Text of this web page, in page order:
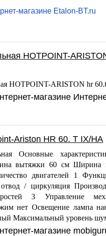
магазине Etalon-BT.ru
HOTPOINT-
HOTPOINT-ARISTON hr
магазине
Ariston HR 60. T IX/HA
Основные
вытяжки 60 см Ширина
двигателей 1
/ циркуляция
3 Управление
нет Освещение лампа
Максимальный уровень
магазине